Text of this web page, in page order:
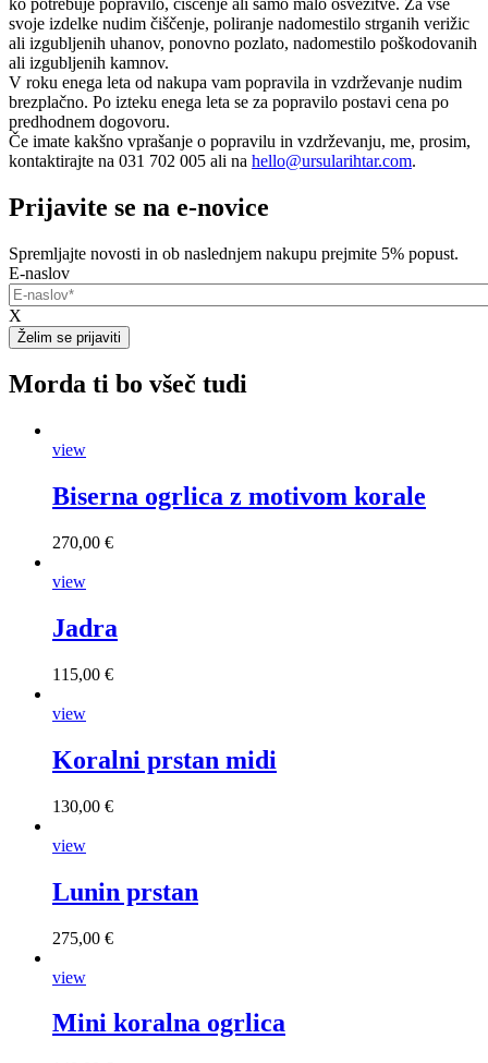
svoje izdelke nudim čiščenje, poliranje nadomestilo strganih verižic
ali izgubljenih uhanov, ponovno pozlato, nadomestilo poškodovanih
ali izgubljenih kamnov.
V roku enega leta od nakupa vam popravila in vzdrževanje nudim
brezplačno. Po izteku enega leta se za popravilo postavi cena po
predhodnem dogovoru.
Če imate kakšno vprašanje o popravilu in vzdrževanju, me, prosim,
kontaktirajte na 031 702 005 ali na hello@ursularihtar.com.
Prijavite se na e-novice
Spremljajte novosti in ob naslednjem nakupu prejmite 5% popust.
E-naslov
X
Morda ti bo všeč tudi
view
Biserna ogrlica z motivom korale
270,00 €
view
Jadra
115,00 €
view
Koralni prstan midi
130,00 €
view
Lunin prstan
275,00 €
view
Mini koralna ogrlica